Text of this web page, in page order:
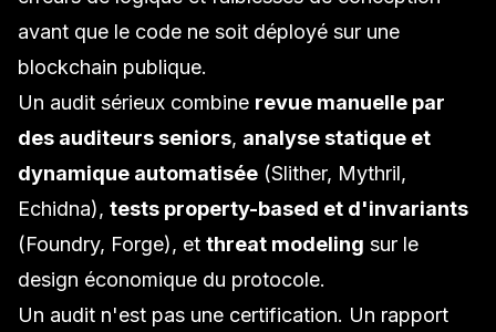
avant que le code ne soit déployé sur une
blockchain publique.
Un audit sérieux combine revue manuelle par
des auditeurs seniors, analyse statique et
dynamique automatisée (Slither, Mythril,
Echidna), tests property-based et d'invariants
(Foundry, Forge), et threat modeling sur le
design économique du protocole.
Un audit n'est pas une certification. Un rapport